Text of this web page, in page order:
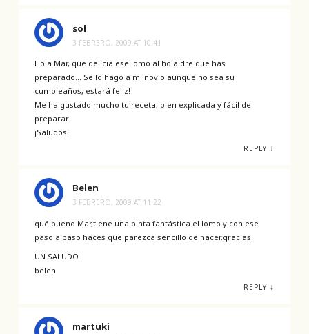
sol
3 FEBRERO, 2009 AT 10:41
Hola Mar, que delicia ese lomo al hojaldre que has
preparado… Se lo hago a mi novio aunque no sea su
cumpleaños, estará feliz!
Me ha gustado mucho tu receta, bien explicada y fácil de
preparar.
¡Saludos!
REPLY ↓
Belen
3 FEBRERO, 2009 AT 11:22
qué bueno Mar,tiene una pinta fantástica el lomo y con ese
paso a paso haces que parezca sencillo de hacer.gracias.
UN SALUDO
belen
REPLY ↓
martuki